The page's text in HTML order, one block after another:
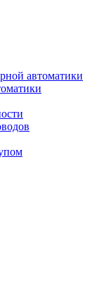
автоматики